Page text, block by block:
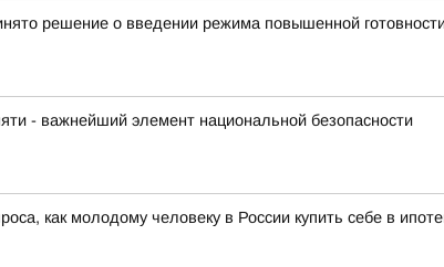
решение о введении режима повышенной
- важнейший элемент национальной безопасности
как молодому человеку в России купить себе в